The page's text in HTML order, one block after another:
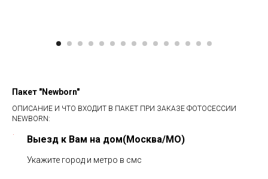
Пакет "Newborn"
ОПИСАНИЕ И ЧТО ВХОДИТ В ПАКЕТ ПРИ ЗАКАЗЕ ФОТОСЕССИИ
NEWBORN:
Выезд к Вам на дом(Москва/МО)
Укажите город и метро в смс